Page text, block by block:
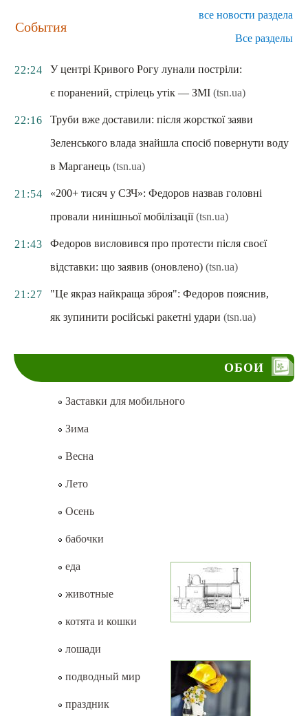
События
все новости раздела
Все разделы
22:24
У центрі Кривого Рогу лунали постріли:
є поранений, стрілець утік — ЗМІ (tsn.ua)
22:16
Труби вже доставили: після жорсткої заяви
Зеленського влада знайшла спосіб повернути воду
в Марганець (tsn.ua)
21:54
«200+ тисяч у СЗЧ»: Федоров назвав головні
провали нинішньої мобілізації (tsn.ua)
21:43
Федоров висловився про протести після своєї
відставки: що заявив (оновлено) (tsn.ua)
21:27
"Це якраз найкраща зброя": Федоров пояснив,
як зупинити російські ракетні удари (tsn.ua)
ОБОИ
Заставки для мобильного
Зима
Весна
Лето
Осень
бабочки
еда
животные
котята и кошки
лошади
подводный мир
праздник